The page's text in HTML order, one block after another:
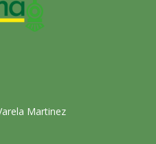
Martinez